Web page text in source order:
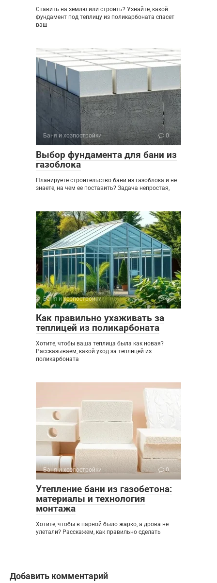
Ставить на землю или строить? Узнайте, какой
фундамент под теплицу из поликарбоната спасет
ваш
Баня и хозпостройки 0
Выбор фундамента для бани из
газоблока
Планируете строительство бани из газоблока и не
знаете, на чем ее поставить? Задача непростая,
Баня и хозпостройки 0
Как правильно ухаживать за
теплицей из поликарбоната
Хотите, чтобы ваша теплица была как новая?
Рассказываем, какой уход за теплицей из
поликарбоната
Баня и хозпостройки 0
Утепление бани из газобетона:
материалы и технология
монтажа
Хотите, чтобы в парной было жарко, а дрова не
улетали? Расскажем, как правильно сделать
Добавить комментарий